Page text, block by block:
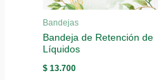
chosen
the
Bandejas
Bandeja de Retención de
Líquidos
$ 13.700